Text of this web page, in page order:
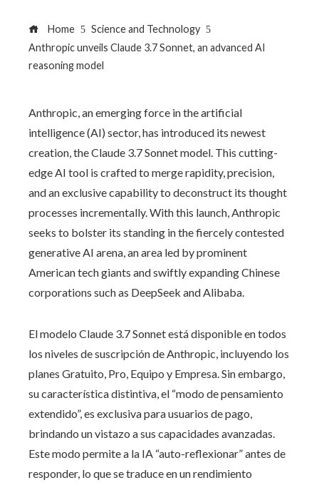
Home
Science and Technology
Anthropic unveils Claude 3.7 Sonnet, an advanced AI
reasoning model
Anthropic, an emerging force in the artificial
intelligence (AI) sector, has introduced its newest
creation, the Claude 3.7 Sonnet model. This cutting-
edge AI tool is crafted to merge rapidity, precision,
and an exclusive capability to deconstruct its thought
processes incrementally. With this launch, Anthropic
seeks to bolster its standing in the fiercely contested
generative AI arena, an area led by prominent
American tech giants and swiftly expanding Chinese
corporations such as DeepSeek and Alibaba.
El modelo Claude 3.7 Sonnet está disponible en todos
los niveles de suscripción de Anthropic, incluyendo los
planes Gratuito, Pro, Equipo y Empresa. Sin embargo,
su característica distintiva, el “modo de pensamiento
extendido”, es exclusiva para usuarios de pago,
brindando un vistazo a sus capacidades avanzadas.
Este modo permite a la IA “auto-reflexionar” antes de
responder, lo que se traduce en un rendimiento